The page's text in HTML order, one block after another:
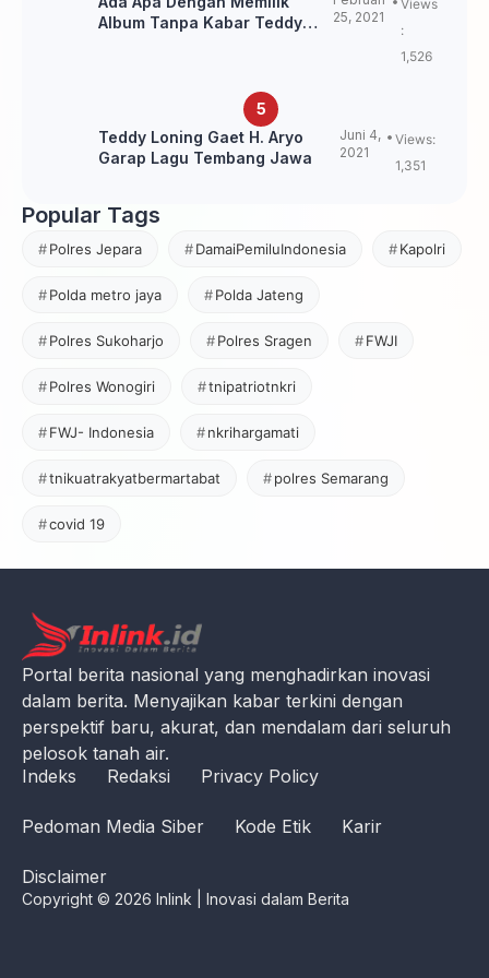
Album Tanpa Kabar Teddy
25, 2021
Views
:
1,526
Teddy Loning Gaet H. Aryo
Garap Lagu Tembang Jawa
Juni 4,
2021
Views:
1,351
Popular Tags
Polres Jepara DamaiPemiluIndonesia Kapolri
Polda metro jaya Polda Jateng
Polres Sukoharjo Polres Sragen FWJI
Polres Wonogiri tnipatriotnkri
FWJ- Indonesia nkrihargamati
tnikuatrakyatbermartabat polres Semarang
covid 19
Portal berita nasional yang menghadirkan inovasi
dalam berita. Menyajikan kabar terkini dengan
perspektif baru, akurat, dan mendalam dari seluruh
pelosok tanah air.
Indeks
Redaksi Privacy Policy
Pedoman Media Siber Kode Etik Karir
Disclaimer
Copyright © 2026 Inlink | Inovasi dalam Berita